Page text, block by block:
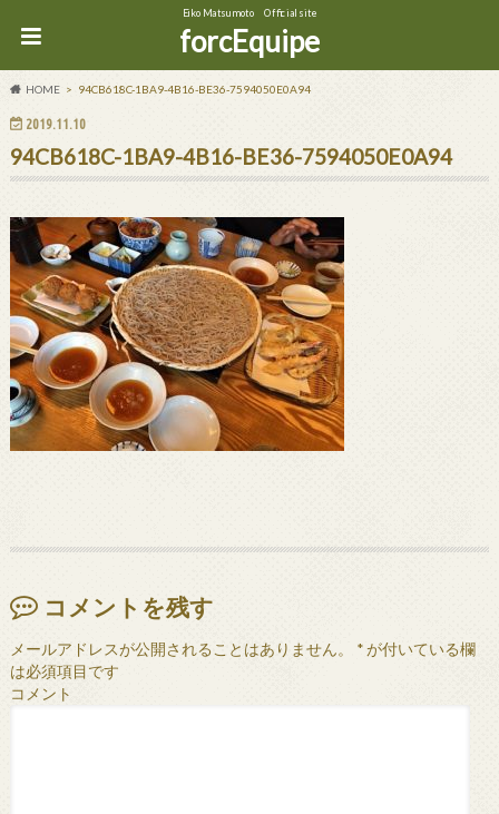
Eiko Matsumoto Official site
forcEquipe
HOME 94CB618C-1BA9-4B16-BE36-7594050E0A94
2019.11.10
94CB618C-1BA9-4B16-BE36-7594050E0A94
コメントを残す
メールアドレスが公開されることはありません。 *が付いている欄
は必須項目です
コメント